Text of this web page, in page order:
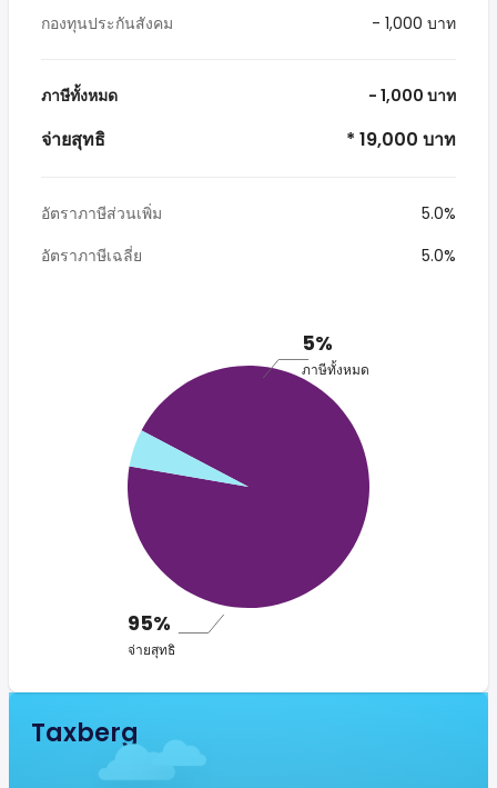
กองทุนประกันสังคม
- 1,000 บาท
ภาษีทั้งหมด - 1,000 บาท
จ่ายสุทธิ * 19,000 บาท
อัตราภาษีส่วนเพิ่ม
5.0%
อัตราภาษีเฉลี่ย
5.0%
5%
ภาษีทั้งหมด
95%
จ่ายสุทธิ
Taxberg